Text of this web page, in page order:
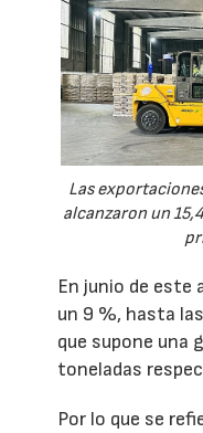
Las
alcanzaron un
En junio de este
un 9 %, hasta
que supone una
toneladas
Por lo que se